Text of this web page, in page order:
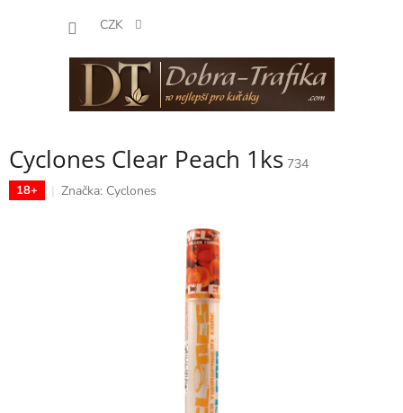
CZK
Cyclones Clear Peach 1ks 734
18+ Značka: Cyclones